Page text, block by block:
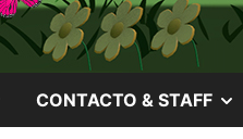
MOSTRAR
CONTACTO & STAFF